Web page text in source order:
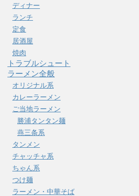
ディナー
ランチ
定食
居酒屋
焼肉
トラブルシュート
ラーメン全般
オリジナル系
カレーラーメン
ご当地ラーメン
勝浦タンタン麺
燕三条系
タンメン
チャッチャ系
ちゃん系
つけ麺
ラーメン・中華そば